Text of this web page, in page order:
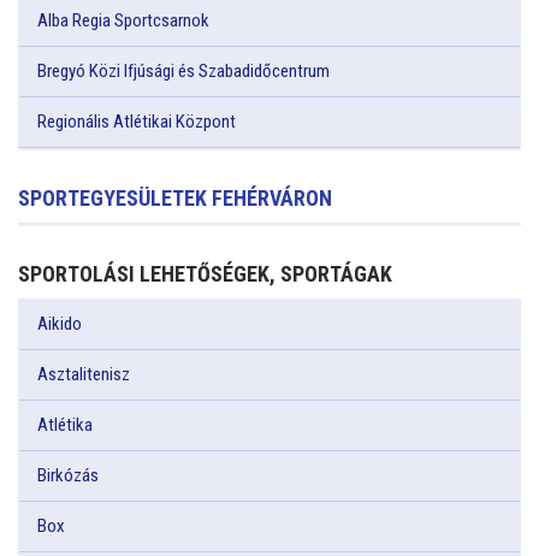
Alba Regia Sportcsarnok
Bregyó Közi Ifjúsági és Szabadidőcentrum
Regionális Atlétikai Központ
SPORTEGYESÜLETEK FEHÉRVÁRON
SPORTOLÁSI LEHETŐSÉGEK, SPORTÁGAK
Aikido
Asztalitenisz
Atlétika
Birkózás
Box